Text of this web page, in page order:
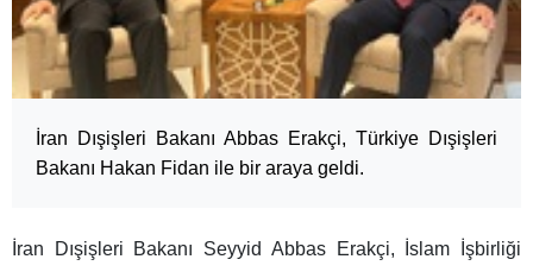
İran Dışişleri Bakanı Abbas Erakçi, Türkiye Dışişleri
Bakanı Hakan Fidan ile bir araya geldi.
İran Dışişleri Bakanı Seyyid Abbas Erakçi, İslam İşbirliği